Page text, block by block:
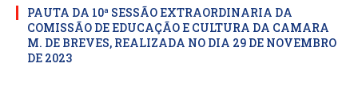
PAUTA DA 10ª SESSÃO EXTRAORDINARIA DA
COMISSÃO DE EDUCAÇÃO E CULTURA DA CAMARA
M. DE BREVES, REALIZADA NO DIA 29 DE NOVEMBRO
DE 2023